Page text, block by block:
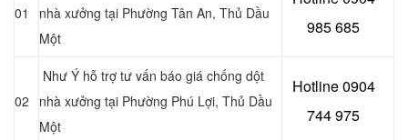
01
nhà xưởng tại Phường Tân An, Thủ Dầu
Một
985 685
02
Như Ý hỗ trợ tư vấn báo giá chống dột
nhà xưởng tại Phường Phú Lợi, Thủ Dầu
Một
Hotline 0904
744 975